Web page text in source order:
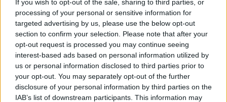
If you wish to opt-out of the sale, sharing to third parties, or
processing of your personal or sensitive information for
targeted advertising by us, please use the below opt-out
section to confirm your selection. Please note that after your
opt-out request is processed you may continue seeing
interest-based ads based on personal information utilized by
us or personal information disclosed to third parties prior to
your opt-out. You may separately opt-out of the further
disclosure of your personal information by third parties on the
IAB’s list of downstream participants. This information may
demonstranty
27.9.2000 16:50 | PRAHA (ČIA)
Stovky telefonátů a e-mailů od občanů z celé republiky,
vyjadřujících svou podporu, poděkování a uznání příslušníkům
policie, kteří v průběhu úterního dne chránili veřejný pořádek v
pražských ulicích, přijalo od včerejšího večera Komunikační
centrum ministerstva vnitra a policie. Lidé zároveň vyjadřovali
solidaritu s policisty, zraněnými při střetech s násilnými aktivisty a
přimlouvali se i za tvrdší postup policie. ČIA o tom informovala
tisková mluvčí ministerstva vnitra, Gabriela Bártíková.